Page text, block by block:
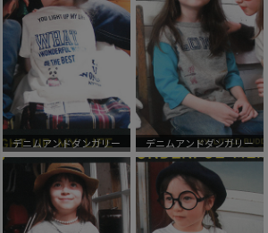
デニムアンドダンガリー デニムアンドダンガリー